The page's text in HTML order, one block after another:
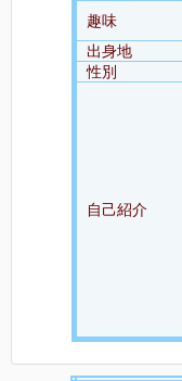
趣味
出身地
性別
自己紹介